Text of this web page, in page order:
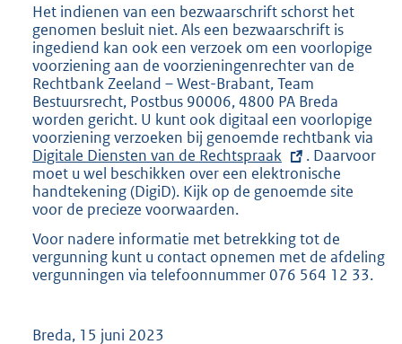
Het indienen van een bezwaarschrift schorst het
genomen besluit niet. Als een bezwaarschrift is
ingediend kan ook een verzoek om een voorlopige
voorziening aan de voorzieningenrechter van de
Rechtbank Zeeland – West-Brabant, Team
Bestuursrecht, Postbus 90006, 4800 PA Breda
worden gericht. U kunt ook digitaal een voorlopige
voorziening verzoeken bij genoemde rechtbank via
x
l
Digitale Diensten van de Rechtspraak
. Daarvoor
moet u wel beschikken over een elektronische
handtekening (DigiD). Kijk op de genoemde site
voor de precieze voorwaarden.
Voor nadere informatie met betrekking tot de
vergunning kunt u contact opnemen met de afdeling
vergunningen via telefoonnummer 076 564 12 33.
Breda, 15 juni 2023